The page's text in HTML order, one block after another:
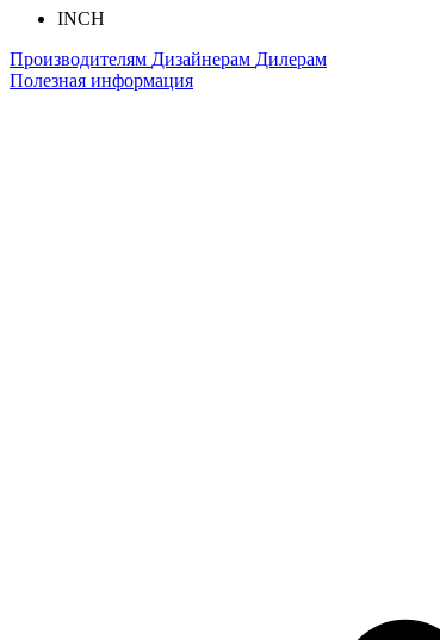
INCH
Производителям Дизайнерам Дилерам
Полезная информация